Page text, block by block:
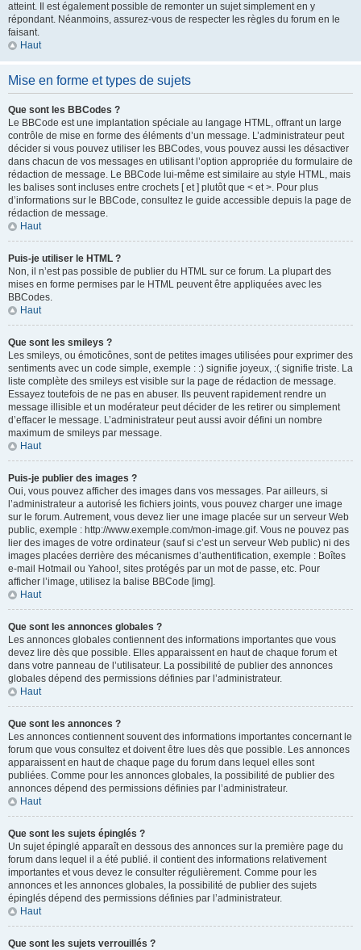
atteint. Il est également possible de remonter un sujet simplement en y
répondant. Néanmoins, assurez-vous de respecter les règles du forum en le
faisant.
Haut
Mise en forme et types de sujets
Que sont les BBCodes ?
Le BBCode est une implantation spéciale au langage HTML, offrant un large
contrôle de mise en forme des éléments d’un message. L’administrateur peut
décider si vous pouvez utiliser les BBCodes, vous pouvez aussi les désactiver
dans chacun de vos messages en utilisant l’option appropriée du formulaire de
rédaction de message. Le BBCode lui-même est similaire au style HTML, mais
les balises sont incluses entre crochets [ et ] plutôt que < et >. Pour plus
d’informations sur le BBCode, consultez le guide accessible depuis la page de
rédaction de message.
Haut
Puis-je utiliser le HTML ?
Non, il n’est pas possible de publier du HTML sur ce forum. La plupart des
mises en forme permises par le HTML peuvent être appliquées avec les
BBCodes.
Haut
Que sont les smileys ?
Les smileys, ou émoticônes, sont de petites images utilisées pour exprimer des
sentiments avec un code simple, exemple : :) signifie joyeux, :( signifie triste. La
liste complète des smileys est visible sur la page de rédaction de message.
Essayez toutefois de ne pas en abuser. Ils peuvent rapidement rendre un
message illisible et un modérateur peut décider de les retirer ou simplement
d’effacer le message. L’administrateur peut aussi avoir défini un nombre
maximum de smileys par message.
Haut
Puis-je publier des images ?
Oui, vous pouvez afficher des images dans vos messages. Par ailleurs, si
l’administrateur a autorisé les fichiers joints, vous pouvez charger une image
sur le forum. Autrement, vous devez lier une image placée sur un serveur Web
public, exemple : http://www.exemple.com/mon-image.gif. Vous ne pouvez pas
lier des images de votre ordinateur (sauf si c’est un serveur Web public) ni des
images placées derrière des mécanismes d’authentification, exemple : Boîtes
e-mail Hotmail ou Yahoo!, sites protégés par un mot de passe, etc. Pour
afficher l’image, utilisez la balise BBCode [img].
Haut
Que sont les annonces globales ?
Les annonces globales contiennent des informations importantes que vous
devez lire dès que possible. Elles apparaissent en haut de chaque forum et
dans votre panneau de l’utilisateur. La possibilité de publier des annonces
globales dépend des permissions définies par l’administrateur.
Haut
Que sont les annonces ?
Les annonces contiennent souvent des informations importantes concernant le
forum que vous consultez et doivent être lues dès que possible. Les annonces
apparaissent en haut de chaque page du forum dans lequel elles sont
publiées. Comme pour les annonces globales, la possibilité de publier des
annonces dépend des permissions définies par l’administrateur.
Haut
Que sont les sujets épinglés ?
Un sujet épinglé apparaît en dessous des annonces sur la première page du
forum dans lequel il a été publié. il contient des informations relativement
importantes et vous devez le consulter régulièrement. Comme pour les
annonces et les annonces globales, la possibilité de publier des sujets
épinglés dépend des permissions définies par l’administrateur.
Haut
Que sont les sujets verrouillés ?